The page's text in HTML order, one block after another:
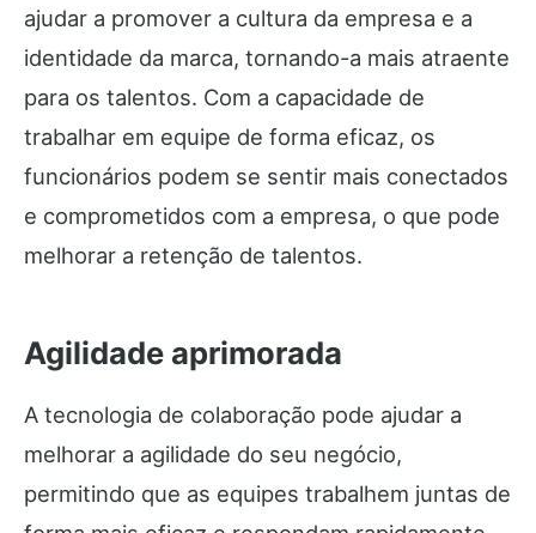
ajudar a promover a cultura da empresa e a
identidade da marca, tornando-a mais atraente
para os talentos. Com a capacidade de
trabalhar em equipe de forma eficaz, os
funcionários podem se sentir mais conectados
e comprometidos com a empresa, o que pode
melhorar a retenção de talentos.
Agilidade aprimorada
A tecnologia de colaboração pode ajudar a
melhorar a agilidade do seu negócio,
permitindo que as equipes trabalhem juntas de